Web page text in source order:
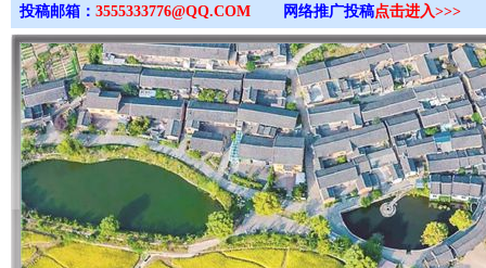
投稿邮箱： 3555333776@QQ.COM 网络推广投稿点击进入>>>